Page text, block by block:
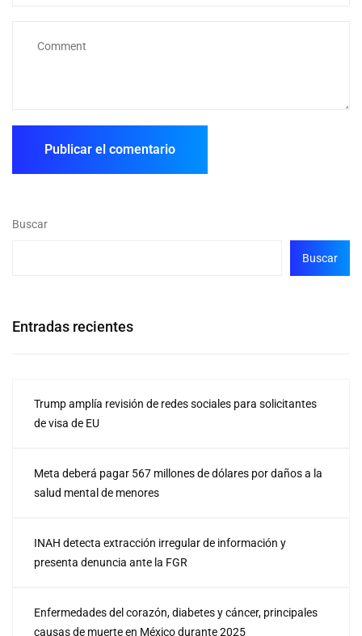
Buscar
Buscar
Entradas recientes
Trump amplía revisión de redes sociales para solicitantes
de visa de EU
Meta deberá pagar 567 millones de dólares por daños a la
salud mental de menores
INAH detecta extracción irregular de información y
presenta denuncia ante la FGR
Enfermedades del corazón, diabetes y cáncer, principales
causas de muerte en México durante 2025